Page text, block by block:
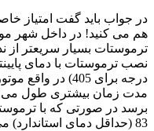
در جواب باید گفت امتیاز
هم می کنید! در داخل شهر
ترموستات بسیار سریعتر از
برسد در صورتی که با
83 (حداقل دمای استاندارد) می رسد.